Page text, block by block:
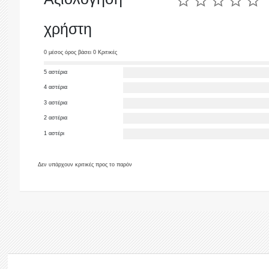
χρήστη
0 μέσος όρος βάσει 0 Κριτικές
5 αστέρια
4 αστέρια
3 αστέρια
2 αστέρια
1 αστέρι
Δεν υπάρχουν κριτικές προς το παρόν